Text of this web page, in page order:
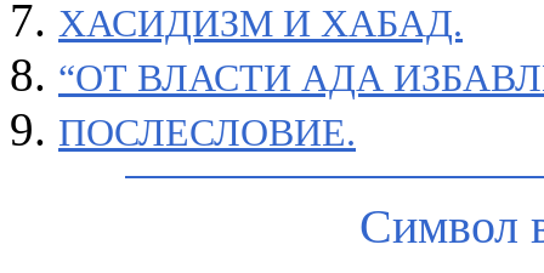
ХАСИДИЗМ И ХАБАД.
“ОТ ВЛАСТИ АДА
ПОСЛЕСЛОВИЕ.
Символ